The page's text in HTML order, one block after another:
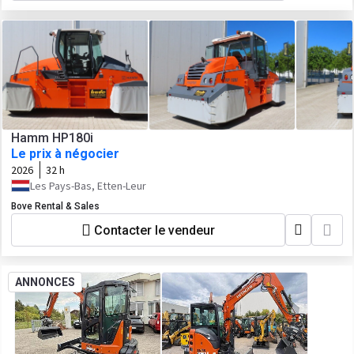
Hamm HP180i
Le prix à négocier
2026
32 h
Les Pays-Bas, Etten-Leur
Bove Rental & Sales
Contacter le vendeur
ANNONCES